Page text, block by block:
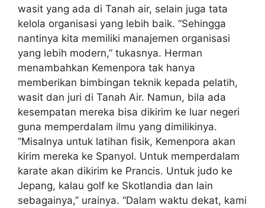
wasit yang ada di Tanah air, selain juga tata
kelola organisasi yang lebih baik. “Sehingga
nantinya kita memiliki manajemen organisasi
yang lebih modern,” tukasnya. Herman
menambahkan Kemenpora tak hanya
memberikan bimbingan teknik kepada pelatih,
wasit dan juri di Tanah Air. Namun, bila ada
kesempatan mereka bisa dikirim ke luar negeri
guna memperdalam ilmu yang dimilikinya.
“Misalnya untuk latihan fisik, Kemenpora akan
kirim mereka ke Spanyol. Untuk memperdalam
karate akan dikirim ke Prancis. Untuk judo ke
Jepang, kalau golf ke Skotlandia dan lain
sebagainya,” urainya. “Dalam waktu dekat, kami